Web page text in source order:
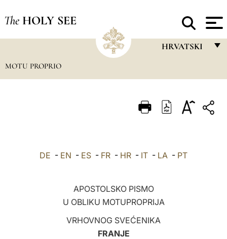
The HOLY SEE
HRVATSKI
ITALIANO
العربيّة
MOTU PROPRIO
DE - EN - ES - FR - HR - IT - LA - PT
APOSTOLSKO PISMO
U OBLIKU MOTUPROPRIJA
VRHOVNOG SVEĆENIKA
FRANJE